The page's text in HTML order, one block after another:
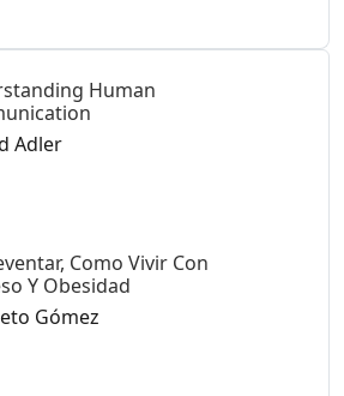
Human
Adler
Como Vivir Con
Y Obesidad
Gómez